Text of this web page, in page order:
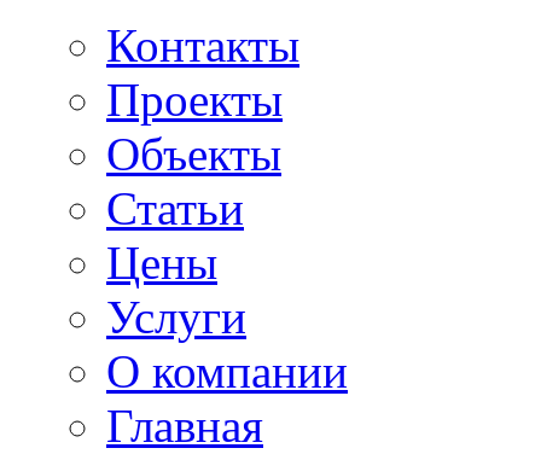
Контакты
Проекты
Объекты
Статьи
Цены
Услуги
О компании
Главная